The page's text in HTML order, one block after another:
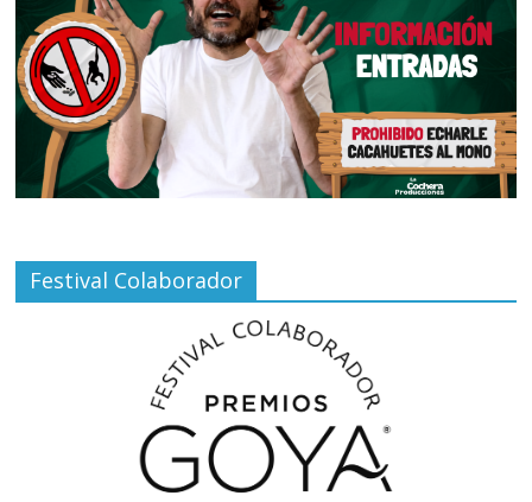
Festival Colaborador